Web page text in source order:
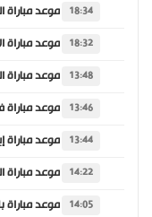
18:34
18:32
13:48
13:46
13:44
14:22
14:05